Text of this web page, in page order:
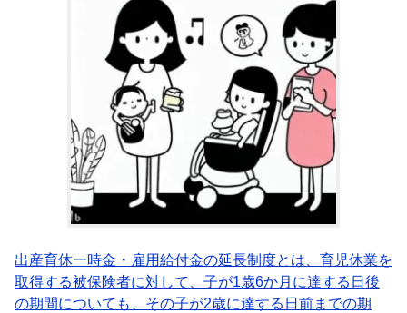
出産育休一時金・雇用給付金の延長制度とは、育児休業を
取得する被保険者に対して、子が1歳6か月に達する日後
の期間についても、その子が2歳に達する日前までの期